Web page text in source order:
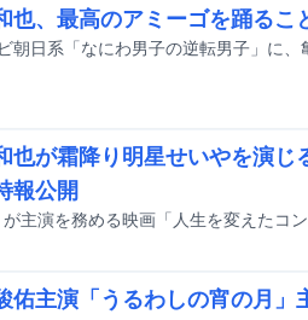
也、最高のアミーゴを踊るこ
朝日系「なにわ男子の逆転男子」に、
也が霜降り明星せいやを演じ
報公開
佑主演「うるわしの宵の月」